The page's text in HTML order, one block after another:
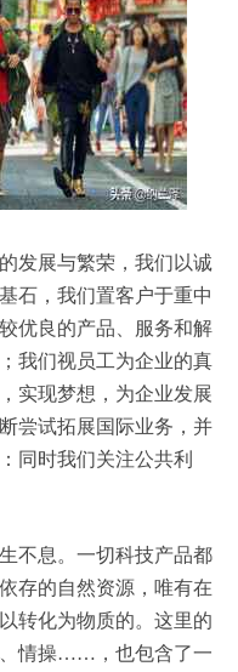
发展与繁荣，我们以诚
石，我们置客户于重中
优良的产品、服务和解
我们视员工为企业的真
实现梦想，为企业发展
尝试拓展国际业务，并
同时我们关注公共利
不息。一切科技产品都
存的自然资源，唯有在
转化为物质的。这里的
、情操……，也包含了一